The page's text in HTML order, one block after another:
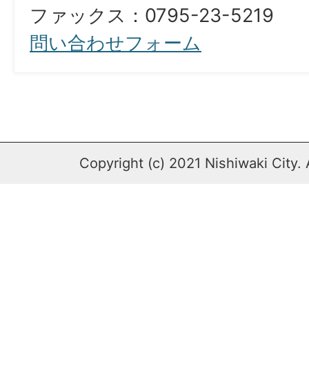
​​​​​​​ファックス：0795-23-5219
問い合わせフォーム
Copyright (c) 2021 Nishiwaki City.